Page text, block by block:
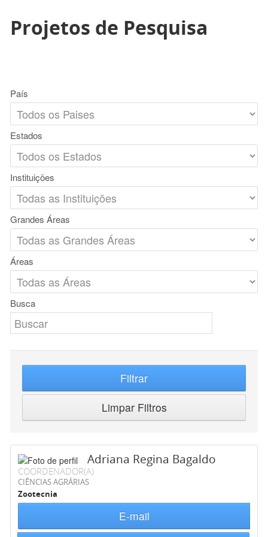
Projetos de Pesquisa
País
Estados
Instituições
Grandes Áreas
Áreas
Busca
Filtrar
Limpar Filtros
Adriana Regina Bagaldo
COORDENADOR(A)
CIÊNCIAS AGRÁRIAS
Zootecnia
E-mail